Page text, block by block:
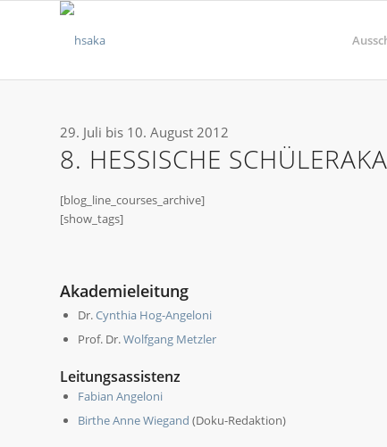
29. Juli bis 10. August 2012
8. HESSISCHE
[blog_line_courses_archive]
[show_tags]
Akademieleitung
Dr.Cynthia Hog-Angeloni
Prof. Dr.Wolfgang Metzler
Leitungsassistenz
Fabian Angeloni
Birthe Anne Wiegand (Doku-Redaktion)